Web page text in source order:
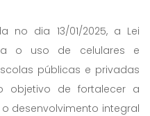
no dia 13/01/2025, a Lei
o uso de celulares e
públicas e privadas
objetivo de fortalecer a
desenvolvimento integral